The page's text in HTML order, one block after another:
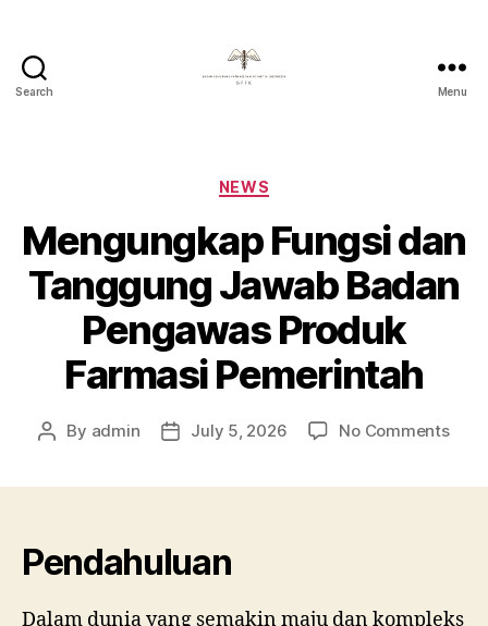
Search
Dan
Indonesia
Menu
Categories
NEWS
Mengungkap Fungsi dan
Tanggung Jawab Badan
Pengawas Produk
Farmasi Pemerintah
Post
By admin
PostJuly 5, 2026 No Commentson
Pendahuluan
Dalam dunia yang semakin maju dan kompleks